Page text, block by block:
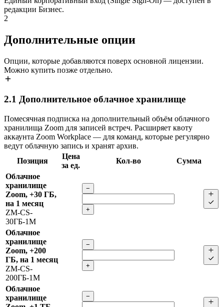
редакции Бизнес.
2
Дополнительные опции
Опции, которые добавляются поверх основной лицензии.
Можно купить позже отдельно.
2.1 Дополнительное облачное хранилище
Помесячная подписка на дополнительный объём облачного
хранилища Zoom для записей встреч. Расширяет квоту
аккаунта Zoom Workplace — для команд, которые регулярно
ведут облачную запись и хранят архив.
Позиция
Цена
за ед.
Кол-во
Сумма
Облачное
хранилище
Zoom, +30 ГБ,
на 1 месяц
ZM-CS-
30ГБ-1M
−
+
Облачное
хранилище
Zoom, +200
ГБ, на 1 месяц
ZM-CS-
200ГБ-1M
−
+
Облачное
хранилище
−